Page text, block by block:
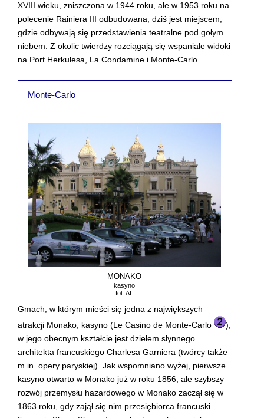
XVIII wieku, zniszczona w 1944 roku, ale w 1953 roku na
polecenie Rainiera III odbudowana; dziś jest miejscem,
gdzie odbywają się przedstawienia teatralne pod gołym
niebem. Z okolic twierdzy rozciągają się wspaniałe widoki
na Port Herkulesa, La Condamine i Monte-Carlo.
Monte-Carlo
MONAKO
kasyno
fot. AL
Gmach, w którym mieści się jedna z największych
atrakcji Monako, kasyno (Le Casino de Monte-Carlo
),
w jego obecnym kształcie jest dziełem słynnego
architekta francuskiego Charlesa Garniera (twórcy także
m.in. opery paryskiej). Jak wspomniano wyżej, pierwsze
kasyno otwarto w Monako już w roku 1856, ale szybszy
rozwój przemysłu hazardowego w Monako zaczął się w
1863 roku, gdy zajął się nim przesiębiorca francuski